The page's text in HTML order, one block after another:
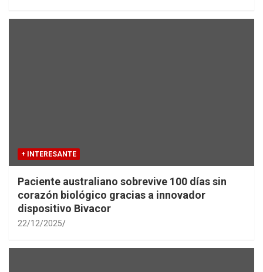
+ INTERESANTE
Paciente australiano sobrevive 100 días sin
corazón biológico gracias a innovador
dispositivo Bivacor
22/12/2025